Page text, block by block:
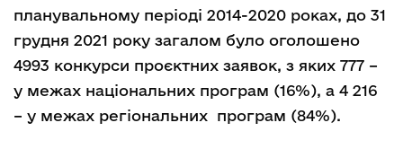
планувальному періоді 2014-2020 роках, до 31
грудня 2021 року загалом було оголошено
4993 конкурси проєктних заявок, з яких 777 –
у межах національних програм (16%), а 4 216
– у межах регіональних програм (84%).